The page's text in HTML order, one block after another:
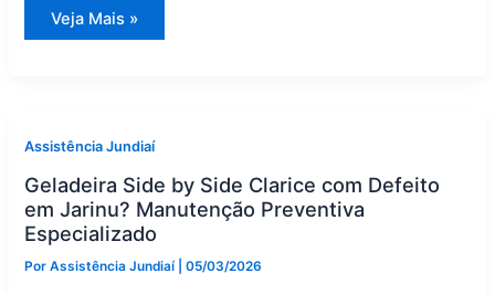
Manutenção
Preventiva
Paulista
|
Jundiaí
Veja Mais »
Assistência Jundiaí
Geladeira Side by Side Clarice com Defeito
em Jarinu? Manutenção Preventiva
Especializado
PorAssistência Jundiaí |05/03/2026